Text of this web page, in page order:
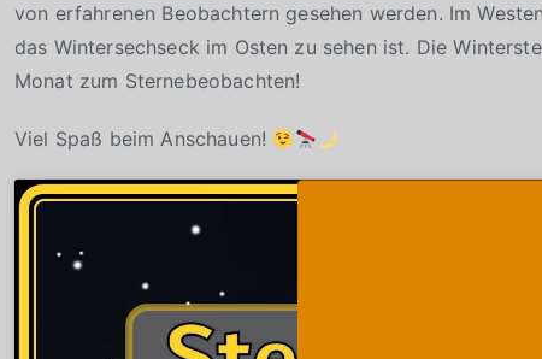
von erfahrenen Beobachtern gesehen werden. Im
das Wintersechseck im Osten zu sehen ist. Die
Monat zum Sternebeobachten!
Viel Spaß beim Anschauen!